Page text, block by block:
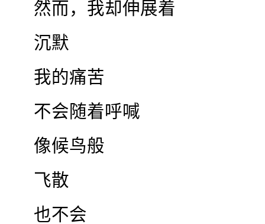
然而，我却伸展着
沉默
我的痛苦
不会随着呼喊
像候鸟般
飞散
也不会